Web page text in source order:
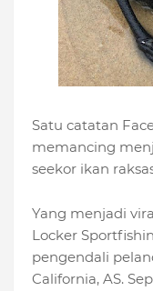
Satu catatan
memancing
seekor ikan
Yang menjadi
Locker
pengendali
California, AS.